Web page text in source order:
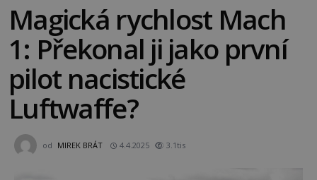
Magická rychlost Mach
1: Překonal ji jako první
pilot nacistické
Luftwaffe?
od MIREK BRÁT 4.4.2025 3.1tis